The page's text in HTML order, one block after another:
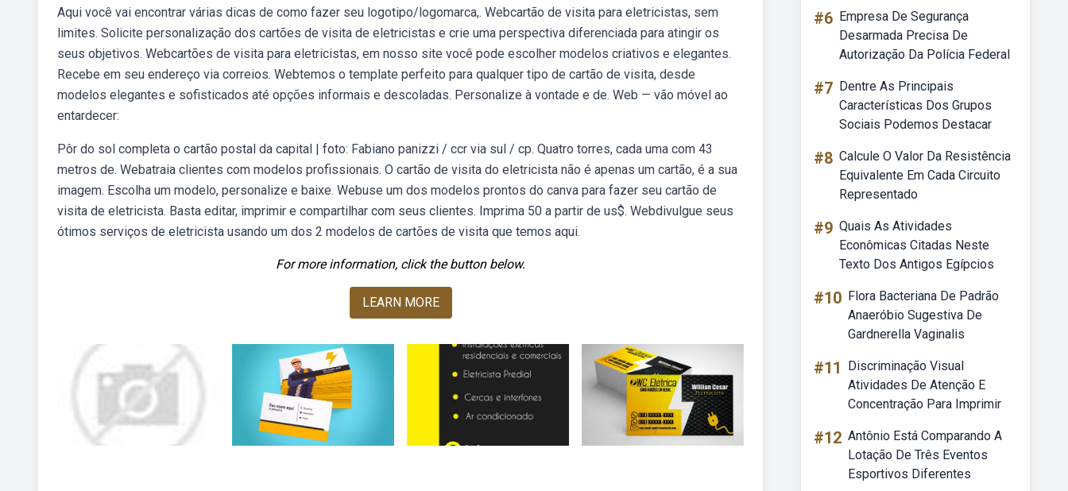
Aqui você vai encontrar várias dicas de como fazer seu logotipo/logomarca,. Webcartão de visita para eletricistas, sem
limites. Solicite personalização dos cartões de visita de eletricistas e crie uma perspectiva diferenciada para atingir os
seus objetivos. Webcartões de visita para eletricistas, em nosso site você pode escolher modelos criativos e elegantes.
Recebe em seu endereço via correios. Webtemos o template perfeito para qualquer tipo de cartão de visita, desde
modelos elegantes e sofisticados até opções informais e descoladas. Personalize à vontade e de. Web — vão móvel ao
entardecer:
Pôr do sol completa o cartão postal da capital | foto: Fabiano panizzi / ccr via sul / cp. Quatro torres, cada uma com 43
metros de. Webatraia clientes com modelos profissionais. O cartão de visita do eletricista não é apenas um cartão, é a sua
imagem. Escolha um modelo, personalize e baixe. Webuse um dos modelos prontos do canva para fazer seu cartão de
visita de eletricista. Basta editar, imprimir e compartilhar com seus clientes. Imprima 50 a partir de us$. Webdivulgue seus
ótimos serviços de eletricista usando um dos 2 modelos de cartões de visita que temos aqui.
For more information, click the button below.
LEARN MORE
#6 Empresa De Segurança
Desarmada Precisa De
Autorização Da Polícia Federal
#7 Dentre As Principais
Características Dos Grupos
Sociais Podemos Destacar
#8 Calcule O Valor Da Resistência
Equivalente Em Cada Circuito
Representado
#9 Quais As Atividades
Econômicas Citadas Neste
Texto Dos Antigos Egípcios
#10 Flora Bacteriana De Padrão
Anaeróbio Sugestiva De
Gardnerella Vaginalis
#11
Discriminação Visual
Atividades De Atenção E
Concentração Para Imprimir
#12 Antônio Está Comparando A
Lotação De Três Eventos
Esportivos Diferentes